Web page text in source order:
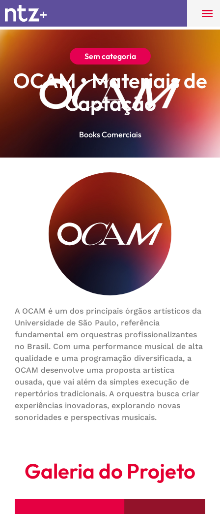
Sem categoria
OCAM • Materiais de
Captação
Books Comerciais
A OCAM é um dos principais órgãos artísticos da
Universidade de São Paulo, referência
fundamental em orquestras profissionalizantes
no Brasil. Com uma performance musical de alta
qualidade e uma programação diversificada, a
OCAM desenvolve uma proposta artística
ousada, que vai além da simples execução de
repertórios tradicionais. A orquestra busca criar
experiências inovadoras, explorando novas
sonoridades e perspectivas musicais.
Galeria do Projeto